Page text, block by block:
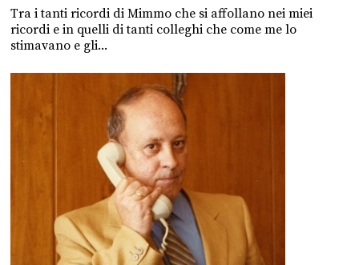
Tra i tanti ricordi di Mimmo che si affollano nei miei
ricordi e in quelli di tanti colleghi che come me lo
stimavano e gli...